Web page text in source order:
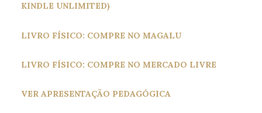
KINDLE UNLIMITED)
LIVRO FÍSICO: COMPRE NO MAGALU
LIVRO FÍSICO: COMPRE NO MERCADO LIVRE
VER APRESENTAÇÃO PEDAGÓGICA